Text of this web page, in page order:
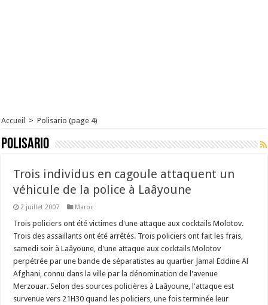
Accueil > Polisario (page 4)
Polisario
Trois individus en cagoule attaquent un
véhicule de la police à Laâyoune
2 juillet 2007 Maroc
Trois policiers ont été victimes d'une attaque aux cocktails Molotov.
Trois des assaillants ont été arrêtés. Trois policiers ont fait les frais,
samedi soir à Laâyoune, d'une attaque aux cocktails Molotov
perpétrée par une bande de séparatistes au quartier Jamal Eddine Al
Afghani, connu dans la ville par la dénomination de l'avenue
Merzouar. Selon des sources policières à Laâyoune, l'attaque est
survenue vers 21H30 quand les policiers, une fois terminée leur